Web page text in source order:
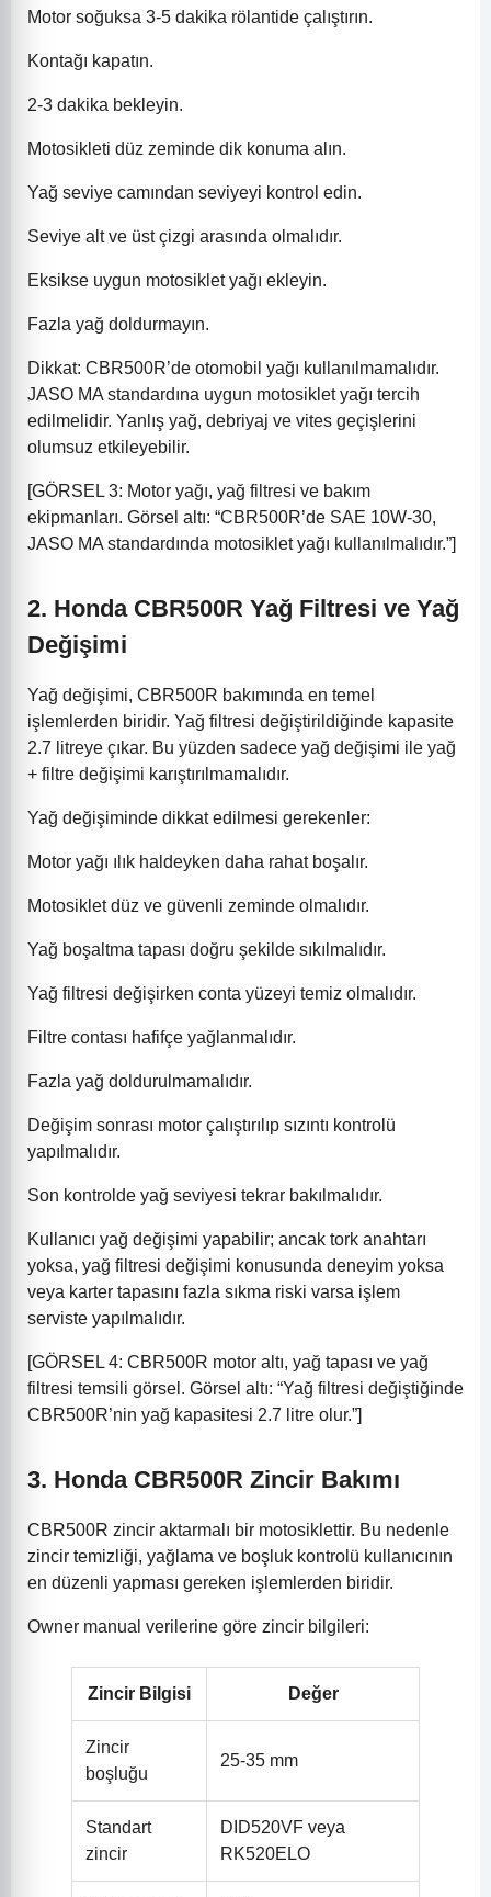
Motor soğuksa 3-5 dakika rölantide çalıştırın.
Kontağı kapatın.
2-3 dakika bekleyin.
Motosikleti düz zeminde dik konuma alın.
Yağ seviye camından seviyeyi kontrol edin.
Seviye alt ve üst çizgi arasında olmalıdır.
Eksikse uygun motosiklet yağı ekleyin.
Fazla yağ doldurmayın.
Dikkat: CBR500R’de otomobil yağı kullanılmamalıdır.
JASO MA standardına uygun motosiklet yağı tercih
edilmelidir. Yanlış yağ, debriyaj ve vites geçişlerini
olumsuz etkileyebilir.
[GÖRSEL 3: Motor yağı, yağ filtresi ve bakım
ekipmanları. Görsel altı: “CBR500R’de SAE 10W-30,
JASO MA standardında motosiklet yağı kullanılmalıdır.”]
2. Honda CBR500R Yağ Filtresi ve Yağ
Değişimi
Yağ değişimi, CBR500R bakımında en temel
işlemlerden biridir. Yağ filtresi değiştirildiğinde kapasite
2.7 litreye çıkar. Bu yüzden sadece yağ değişimi ile yağ
+ filtre değişimi karıştırılmamalıdır.
Yağ değişiminde dikkat edilmesi gerekenler:
Motor yağı ılık haldeyken daha rahat boşalır.
Motosiklet düz ve güvenli zeminde olmalıdır.
Yağ boşaltma tapası doğru şekilde sıkılmalıdır.
Yağ filtresi değişirken conta yüzeyi temiz olmalıdır.
Filtre contası hafifçe yağlanmalıdır.
Fazla yağ doldurulmamalıdır.
Değişim sonrası motor çalıştırılıp sızıntı kontrolü
yapılmalıdır.
Son kontrolde yağ seviyesi tekrar bakılmalıdır.
Kullanıcı yağ değişimi yapabilir; ancak tork anahtarı
yoksa, yağ filtresi değişimi konusunda deneyim yoksa
veya karter tapasını fazla sıkma riski varsa işlem
serviste yapılmalıdır.
[GÖRSEL 4: CBR500R motor altı, yağ tapası ve yağ
filtresi temsili görsel. Görsel altı: “Yağ filtresi değiştiğinde
CBR500R’nin yağ kapasitesi 2.7 litre olur.”]
3. Honda CBR500R Zincir Bakımı
CBR500R zincir aktarmalı bir motosiklettir. Bu nedenle
zincir temizliği, yağlama ve boşluk kontrolü kullanıcının
en düzenli yapması gereken işlemlerden biridir.
Owner manual verilerine göre zincir bilgileri:
Zincir Bilgisi Değer
Zincir
boşluğu
25-35 mm
Standart
zincir
DID520VF veya
RK520ELO